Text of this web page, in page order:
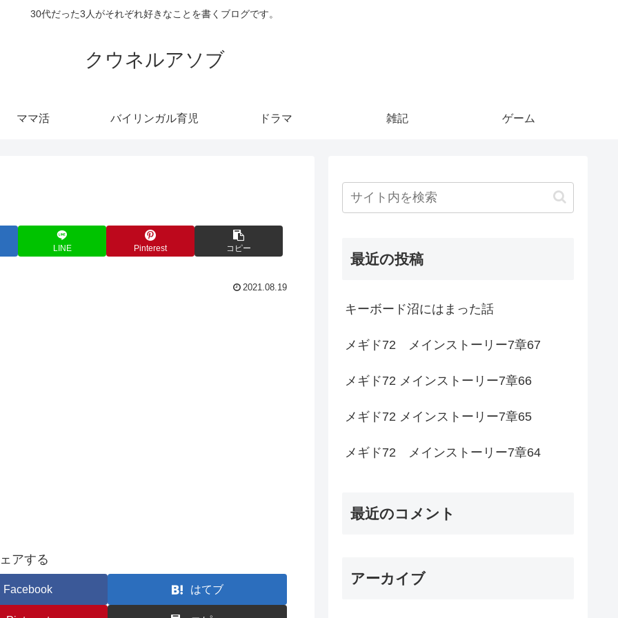
30代だった3人がそれぞれ好きなことを書くブログです。
クウネルアソブ
ママ活 バイリンガル育児 ドラマ 雑記 ゲーム
LINE Pinterest コピー
2021.08.19
アする
Facebook はてブ
最近の投稿
キーボード沼にはまった話
メギド72 メインストーリー7章67
メギド72 メインストーリー7章66
メギド72 メインストーリー7章65
メギド72 メインストーリー7章64
最近のコメント
アーカイブ